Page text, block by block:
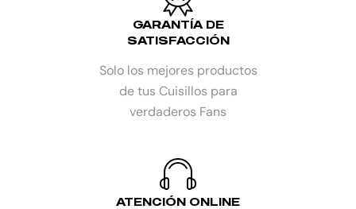
GARANTÍA DE
SATISFACCIÓN
Solo los mejores productos
de tus Cuisillos para
verdaderos Fans
ATENCIÓN ONLINE